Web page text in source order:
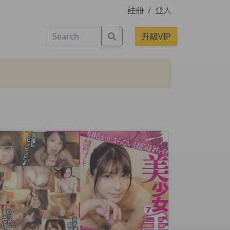
註冊 / 登入
升級VIP